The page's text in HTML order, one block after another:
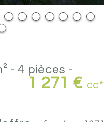
1 271 € cc*